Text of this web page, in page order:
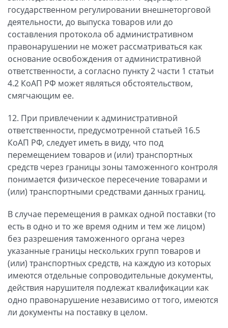
государственном регулировании внешнеторговой
деятельности, до выпуска товаров или до
составления протокола об административном
правонарушении не может рассматриваться как
основание освобождения от административной
ответственности, а согласно пункту 2 части 1 статьи
4.2 КоАП РФ может являться обстоятельством,
смягчающим ее.
12. При привлечении к административной
ответственности, предусмотренной статьей 16.5
КоАП РФ, следует иметь в виду, что под
перемещением товаров и (или) транспортных
средств через границы зоны таможенного контроля
понимается физическое пересечение товарами и
(или) транспортными средствами данных границ.
В случае перемещения в рамках одной поставки (то
есть в одно и то же время одним и тем же лицом)
без разрешения таможенного органа через
указанные границы нескольких групп товаров и
(или) транспортных средств, на каждую из которых
имеются отдельные сопроводительные документы,
действия нарушителя подлежат квалификации как
одно правонарушение независимо от того, имеются
ли документы на поставку в целом.